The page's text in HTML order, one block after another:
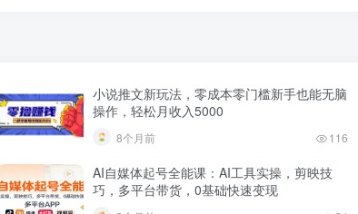
小说推文新玩法，零成本零门槛新手也能无脑
操作，轻松月收入5000
8个月前 116
AI自媒体起号全能课：AI工具实操，剪映技
巧，多平台带货，0基础快速变现